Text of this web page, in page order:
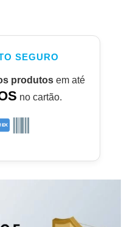
SEGURO
produtosem até
no cartão.